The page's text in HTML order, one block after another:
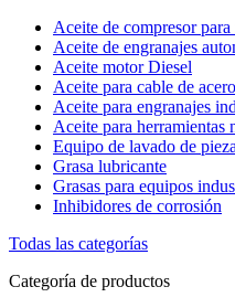
Aceite de compresor
Aceite de engranajes
Aceite motor Diesel
Aceite para cable de acero
Aceite para engranajes
Aceite para herramientas
Equipo de lavado de
Grasa lubricante
Grasas para equipos
Inhibidores de corrosión
Todas las categorías
Categoría de productos